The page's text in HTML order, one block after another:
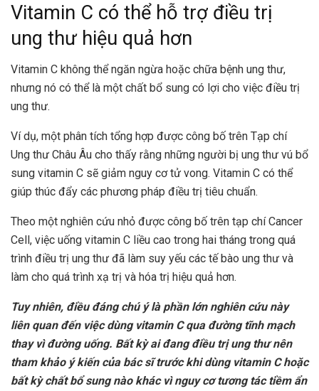
Vitamin C có thể hỗ trợ điều trị
ung thư hiệu quả hơn
Vitamin C không thể ngăn ngừa hoặc chữa bệnh ung thư,
nhưng nó có thể là một chất bổ sung có lợi cho việc điều trị
ung thư.
Ví dụ, một phân tích tổng hợp được công bố trên Tạp chí
Ung thư Châu Âu cho thấy rằng những người bị ung thư vú bổ
sung vitamin C sẽ giảm nguy cơ tử vong. Vitamin C có thể
giúp thúc đẩy các phương pháp điều trị tiêu chuẩn.
Theo một nghiên cứu nhỏ được công bố trên tạp chí Cancer
Cell, việc uống vitamin C liều cao trong hai tháng trong quá
trình điều trị ung thư đã làm suy yếu các tế bào ung thư và
làm cho quá trình xạ trị và hóa trị hiệu quả hơn.
Tuy nhiên, điều đáng chú ý là phần lớn nghiên cứu này
liên quan đến việc dùng vitamin C qua đường tĩnh mạch
thay vì đường uống. Bất kỳ ai đang điều trị ung thư nên
tham khảo ý kiến của bác sĩ trước khi dùng vitamin C hoặc
bất kỳ chất bổ sung nào khác vì nguy cơ tương tác tiềm ẩn